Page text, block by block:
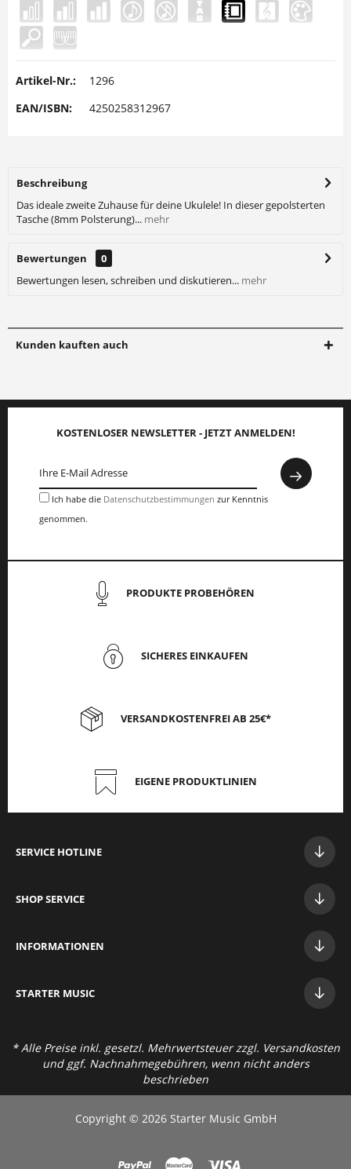
Artikel-Nr.:
1296
EAN/ISBN:
4250258312967
Beschreibung
Das ideale zweite Zuhause für deine Ukulele! In dieser gepolsterten
Tasche (8mm Polsterung)... mehr
Bewertungen
0
Bewertungen lesen, schreiben und diskutieren... mehr
Kunden kauften auch
KOSTENLOSER NEWSLETTER - JETZT ANMELDEN!
Ich habe die Datenschutzbestimmungen zur Kenntnis
genommen.
PRODUKTE PROBEHÖREN
SICHERES EINKAUFEN
VERSANDKOSTENFREI AB 25€*
EIGENE PRODUKTLINIEN
SERVICE HOTLINE
SHOP SERVICE
INFORMATIONEN
STARTER MUSIC
* Alle Preise inkl. gesetzl. Mehrwertsteuer zzgl. Versandkosten
und ggf. Nachnahmegebühren, wenn nicht anders
beschrieben
Copyright © 2026 Starter Music GmbH